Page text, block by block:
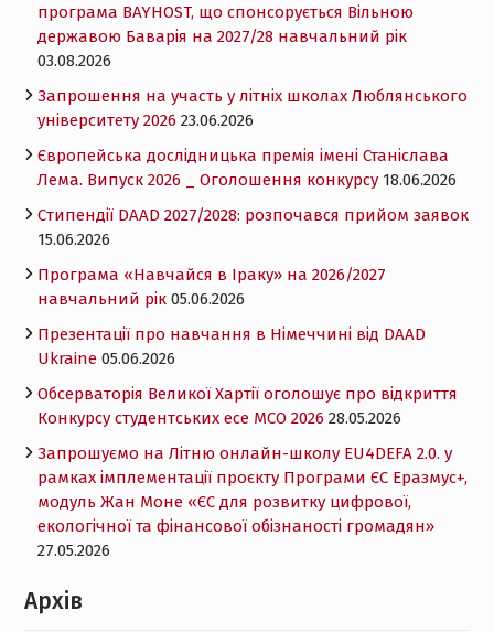
програма BAYHOST, що спонсорується Вільною
державою Баварія на 2027/28 навчальний рік
03.08.2026
Запрошення на участь у літніх школах Люблянського
університету 2026 23.06.2026
Європейська дослідницька премія імені Станіслава
Лема. Випуск 2026 _ Оголошення конкурсу 18.06.2026
Cтипендії DAAD 2027/2028: розпочався прийом заявок
15.06.2026
Програма «Навчайся в Іраку» на 2026/2027
навчальний рік 05.06.2026
Презентації про навчання в Німеччині від DAAD
Ukraine 05.06.2026
Обсерваторія Великої Хартії оголошує про відкриття
Конкурсу студентських есе MCO 2026 28.05.2026
Запрошуємо на Літню онлайн-школу EU4DEFA 2.0. у
рамках імплементації проєкту Програми ЄС Еразмус+,
модуль Жан Моне «ЄС для розвитку цифрової,
екологічної та фінансової обізнаності громадян»
27.05.2026
Архів